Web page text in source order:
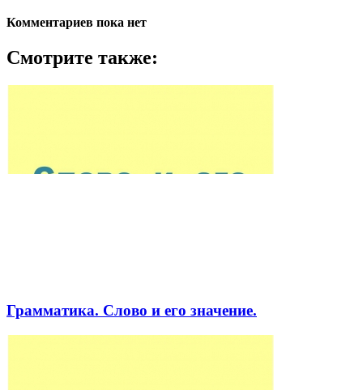
Комментариев пока нет
Смотрите также:
Грамматика. Слово и его значение.